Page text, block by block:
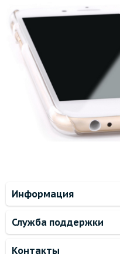
Информация
Служба поддержки
Контакты